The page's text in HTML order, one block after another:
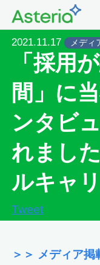
2021.11.17 メディ
「採用
間」に
ンタビ
れまし
ルキャ
Tweet
＞＞ メディア